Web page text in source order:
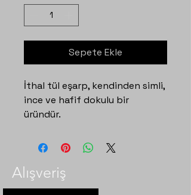
Sepete Ekle
İthal tül eşarp, kendinden simli,
ince ve hafif dokulu bir
üründür.
Alışveriş